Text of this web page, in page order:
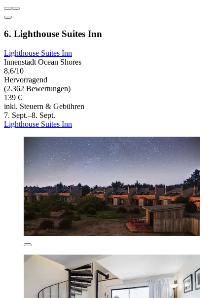
6. Lighthouse Suites Inn
Lighthouse Suites Inn
Innenstadt Ocean Shores
8,6/10
Hervorragend
(2.362 Bewertungen)
139 €
inkl. Steuern & Gebühren
7. Sept.–8. Sept.
Lighthouse Suites Inn